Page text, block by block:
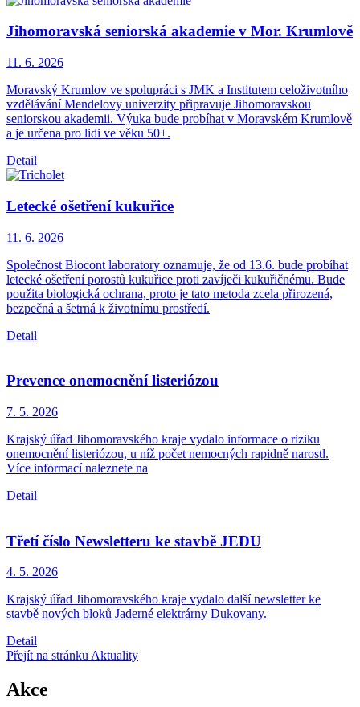
Jihomoravská seniorská akademie v Mor. Krumlově
11. 6. 2026
Moravský Krumlov ve spolupráci s JMK a Institutem celoživotního
vzdělávání Mendelovy univerzity připravuje Jihomoravskou
seniorskou akademii. Výuka bude probíhat v Moravském Krumlově
a je určena pro lidi ve věku 50+.
Detail
Letecké ošetření kukuřice
11. 6. 2026
Společnost Biocont laboratory oznamuje, že od 13.6. bude probíhat
letecké ošetření porostů kukuřice proti zavíječi kukuřičnému. Bude
použita biologická ochrana, proto je tato metoda zcela přirozená,
bezpečná a šetrná k životnímu prostředí.
Detail
Prevence onemocnění listeriózou
7. 5. 2026
Krajský úřad Jihomoravského kraje vydalo informace o riziku
onemocnění listeriózou, u níž počet nemocných rapidně narostl.
Více informací naleznete na
Detail
Třetí číslo Newsletteru ke stavbě JEDU
4. 5. 2026
Krajský úřad Jihomoravského kraje vydalo další newsletter ke
stavbě nových bloků Jaderné elektrárny Dukovany.
Detail
Přejít na stránku Aktuality
Akce